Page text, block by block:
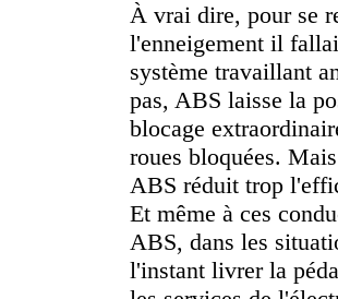
À vrai dire, pour se
l'enneigement il
système travaillant
pas, ABS laisse la
blocage
roues bloquées.
ABS réduit trop
Et même à ces
ABS, dans les
l'instant livrer la